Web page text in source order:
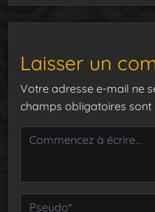
Laisser un
Votre adresse e-mail ne
champs obligatoires sont